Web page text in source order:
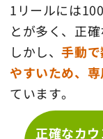
1リールには
とが多く、正
しかし、手動
やすいため、
ています。
正確なカ